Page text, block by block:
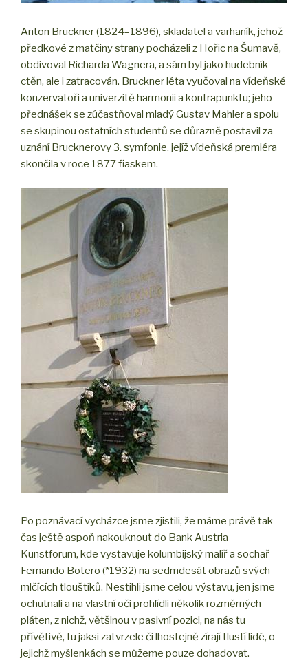
Anton Bruckner (1824–1896), skladatel a varhaník, jehož
předkové z matčiny strany pocházeli z Hořic na Šumavě,
obdivoval Richarda Wagnera, a sám byl jako hudebník
ctěn, ale i zatracován. Bruckner léta vyučoval na vídeňské
konzervatoři a univerzitě harmonii a kontrapunktu; jeho
přednášek se zúčastňoval mladý Gustav Mahler a spolu
se skupinou ostatních studentů se důrazně postavil za
uznání Brucknerovy 3. symfonie, jejíž vídeňská premiéra
skončila v roce 1877 fiaskem.
Po poznávací vycházce jsme zjistili, že máme právě tak
čas ještě aspoň nakouknout do Bank Austria
Kunstforum, kde vystavuje kolumbijský malíř a sochař
Fernando Botero (*1932) na sedmdesát obrazů svých
mlčících tlouštíků. Nestihli jsme celou výstavu, jen jsme
ochutnali a na vlastní oči prohlídli několik rozměrných
pláten, z nichž, většinou v pasivní pozici, na nás tu
přívětivě, tu jaksi zatvrzele či lhostejně zírají tlustí lidé, o
jejichž myšlenkách se můžeme pouze dohadovat.